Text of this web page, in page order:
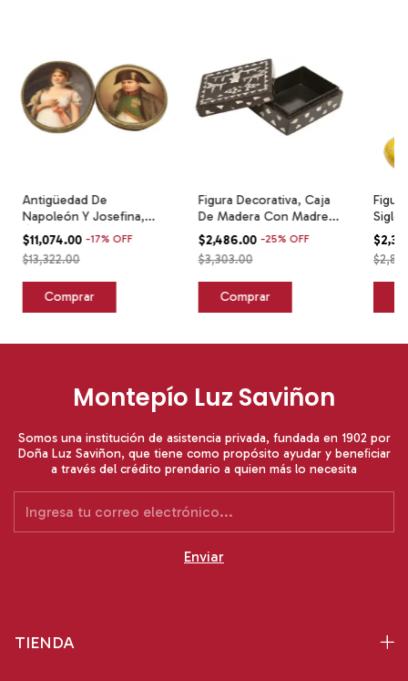
Antigüedad De
Napoleón Y Josefina,
Óleo Sobre Porcelana
$11,074.00 -17% OFF
$13,322.00
Figura Decorativa, Caja
De Madera Con Madre
Perla Negro
$2,486.00 -25% OFF
$3,303.00
Siglo
Montepío Luz Saviñon
Somos una institución de asistencia privada, fundada en 1902 por
Doña Luz Saviñon, que tiene como propósito ayudar y beneﬁciar
a través del crédito prendario a quien más lo necesita
TIENDA